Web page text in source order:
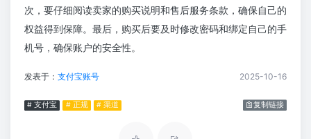
次，要仔细阅读卖家的购买说明和售后服务条款，确保自己的
权益得到保障。最后，购买后要及时修改密码和绑定自己的手
机号，确保账户的安全性。
发表于： 支付宝账号 2025-10-16
# 支付宝 # 正规 # 渠道 复制链接